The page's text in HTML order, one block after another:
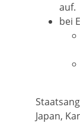
auf.
bei
Japan,